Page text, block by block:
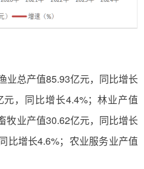
业总产值85.93亿元，同比增长
，同比增长4.4%；林业产值
牧业产值30.62亿元，同比增长
比增长4.6%；农业服务业产值